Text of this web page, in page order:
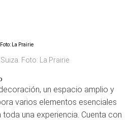
Foto: La Prairie
un espacio amplio y
varios elementos esenciales
una experiencia. Cuenta con